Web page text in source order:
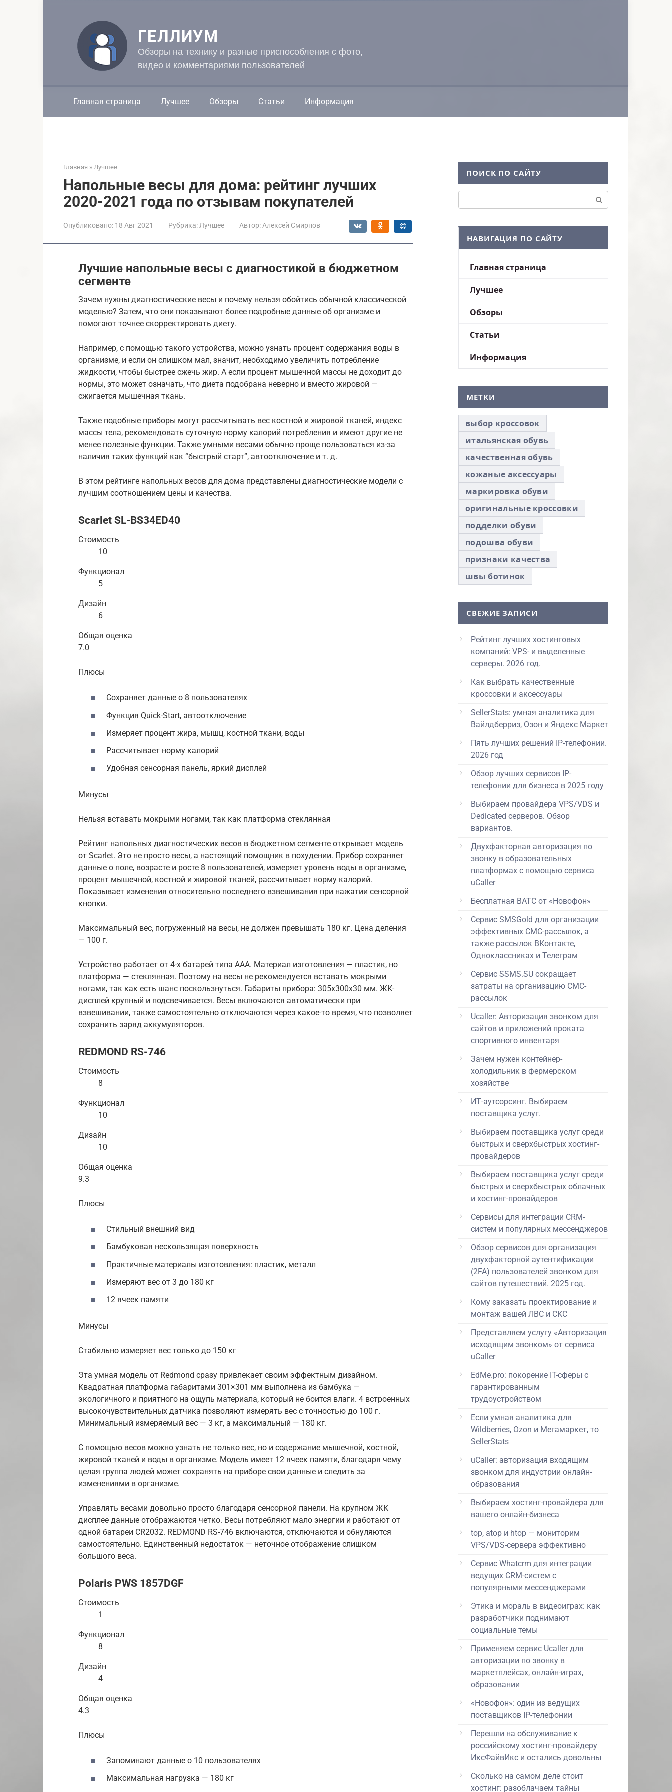
ГЕЛЛИУМ
Обзоры на технику и разные приспособления с фото,
видео и комментариями пользователей
Главная страница Лучшее Обзоры Статьи Информация
Главная » Лучшее
Напольные весы для дома: рейтинг лучших
2020-2021 года по отзывам покупателей
Опубликовано: 18 Авг 2021 Рубрика: Лучшее Автор: Алексей Смирнов
Лучшие напольные весы с диагностикой в бюджетном
сегменте
Зачем нужны диагностические весы и почему нельзя обойтись обычной классической
моделью? Затем, что они показывают более подробные данные об организме и
помогают точнее скорректировать диету.
Например, с помощью такого устройства, можно узнать процент содержания воды в
организме, и если он слишком мал, значит, необходимо увеличить потребление
жидкости, чтобы быстрее сжечь жир. А если процент мышечной массы не доходит до
нормы, это может означать, что диета подобрана неверно и вместо жировой —
сжигается мышечная ткань.
Также подобные приборы могут рассчитывать вес костной и жировой тканей, индекс
массы тела, рекомендовать суточную норму калорий потребления и имеют другие не
менее полезные функции. Также умными весами обычно проще пользоваться из-за
наличия таких функций как “быстрый старт”, автоотключение и т. д.
В этом рейтинге напольных весов для дома представлены диагностические модели с
лучшим соотношением цены и качества.
Scarlet SL-BS34ED40
Стоимость
10
Функционал
5
Дизайн
6
Общая оценка
7.0
Плюсы
Сохраняет данные о 8 пользователях
Функция Quick-Start, автоотключение
Измеряет процент жира, мышц, костной ткани, воды
Рассчитывает норму калорий
Удобная сенсорная панель, яркий дисплей
Минусы
Нельзя вставать мокрыми ногами, так как платформа стеклянная
Рейтинг напольных диагностических весов в бюджетном сегменте открывает модель
от Scarlet. Это не просто весы, а настоящий помощник в похудении. Прибор сохраняет
данные о поле, возрасте и росте 8 пользователей, измеряет уровень воды в организме,
процент мышечной, костной и жировой тканей, рассчитывает норму калорий.
Показывает изменения относительно последнего взвешивания при нажатии сенсорной
кнопки.
Максимальный вес, погруженный на весы, не должен превышать 180 кг. Цена деления
— 100 г.
Устройство работает от 4-х батарей типа ААА. Материал изготовления — пластик, но
платформа — стеклянная. Поэтому на весы не рекомендуется вставать мокрыми
ногами, так как есть шанс поскользнуться. Габариты прибора: 305х300х30 мм. ЖК-
дисплей крупный и подсвечивается. Весы включаются автоматически при
взвешивании, также самостоятельно отключаются через какое-то время, что позволяет
сохранить заряд аккумуляторов.
REDMOND RS-746
Стоимость
8
Функционал
10
Дизайн
10
Общая оценка
9.3
Плюсы
Стильный внешний вид
Бамбуковая нескользящая поверхность
Практичные материалы изготовления: пластик, металл
Измеряют вес от 3 до 180 кг
12 ячеек памяти
Минусы
Стабильно измеряет вес только до 150 кг
Эта умная модель от Redmond сразу привлекает своим эффектным дизайном.
Квадратная платформа габаритами 301×301 мм выполнена из бамбука —
экологичного и приятного на ощупь материала, который не боится влаги. 4 встроенных
высокочувствительных датчика позволяют измерять вес с точностью до 100 г.
Минимальный измеряемый вес — 3 кг, а максимальный — 180 кг.
С помощью весов можно узнать не только вес, но и содержание мышечной, костной,
жировой тканей и воды в организме. Модель имеет 12 ячеек памяти, благодаря чему
целая группа людей может сохранять на приборе свои данные и следить за
изменениями в организме.
Управлять весами довольно просто благодаря сенсорной панели. На крупном ЖК
дисплее данные отображаются четко. Весы потребляют мало энергии и работают от
одной батареи CR2032. REDMOND RS-746 включаются, отключаются и обнуляются
самостоятельно. Единственный недостаток — неточное отображение слишком
большого веса.
Polaris PWS 1857DGF
Стоимость
1
Функционал
8
Дизайн
4
Общая оценка
4.3
Плюсы
Запоминают данные о 10 пользователях
Максимальная нагрузка — 180 кг
ПОИСК ПО САЙТУ
НАВИГАЦИЯ ПО САЙТУ
Главная страница
Лучшее
Обзоры
Статьи
Информация
МЕТКИ
выбор кроссовок
итальянская обувь
качественная обувь
кожаные аксессуары
маркировка обуви
оригинальные кроссовки
подделки обуви
подошва обуви
признаки качества
швы ботинок
СВЕЖИЕ ЗАПИСИ
Рейтинг лучших хостинговых
компаний: VPS- и выделенные
серверы. 2026 год.
Как выбрать качественные
кроссовки и аксессуары
SellerStats: умная аналитика для
Вайлдберриз, Озон и Яндекс Маркет
Пять лучших решений IP-телефонии.
2026 год
Обзор лучших сервисов IP-
телефонии для бизнеса в 2025 году
Выбираем провайдера VPS/VDS и
Dedicated серверов. Обзор
вариантов.
Двухфакторная авторизация по
звонку в образовательных
платформах с помощью сервиса
uCaller
Бесплатная ВАТС от «Новофон»
Сервис SMSGold для организации
эффективных СМС-рассылок, а
также рассылок ВКонтакте,
Одноклассниках и Телеграм
Сервис SSMS.SU сокращает
затраты на организацию СМС-
рассылок
Ucaller: Авторизация звонком для
сайтов и приложений проката
спортивного инвентаря
Зачем нужен контейнер-
холодильник в фермерском
хозяйстве
ИТ-аутсорсинг. Выбираем
поставщика услуг.
Выбираем поставщика услуг среди
быстрых и сверхбыстрых хостинг-
провайдеров
Выбираем поставщика услуг среди
быстрых и сверхбыстрых облачных
и хостинг-провайдеров
Сервисы для интеграции CRM-
систем и популярных мессенджеров
Обзор сервисов для организация
двухфакторной аутентификации
(2FA) пользователей звонком для
сайтов путешествий. 2025 год.
Кому заказать проектирование и
монтаж вашей ЛВС и СКС
Представляем услугу «Авторизация
исходящим звонком» от сервиса
uCaller
EdMe.pro: покорение IT-сферы с
гарантированным
трудоустройством
Если умная аналитика для
Wildberries, Ozon и Мегамаркет, то
SellerStats
uCaller: авторизация входящим
звонком для индустрии онлайн-
образования
Выбираем хостинг-провайдера для
вашего онлайн-бизнеса
top, atop и htop — мониторим
VPS/VDS-сервера эффективно
Сервис Whatcrm для интеграции
ведущих CRM-систем с
популярными мессенджерами
Этика и мораль в видеоиграх: как
разработчики поднимают
социальные темы
Применяем сервис Ucaller для
авторизации по звонку в
маркетплейсах, онлайн-играх,
образовании
«Новофон»: один из ведущих
поставщиков IP-телефонии
Перешли на обслуживание к
российскому хостинг-провайдеру
ИксФайвИкс и остались довольны
Сколько на самом деле стоит
хостинг: разоблачаем тайны